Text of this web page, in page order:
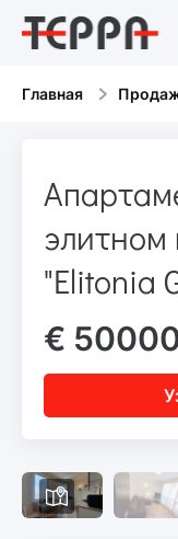
Главная
элитном
"Elitonia
€